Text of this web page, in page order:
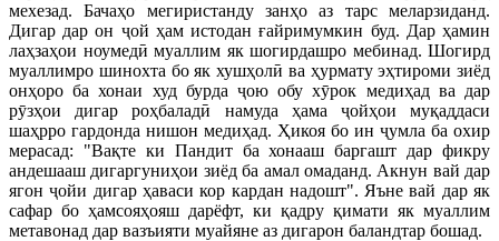
мехезад. Бачаҳо мегиристанду занҳо аз тарс меларзиданд.
Дигар дар он ҷой ҳам истодан ғайримумкин буд. Дар ҳамин
лаҳзаҳои ноумедӣ муаллим як шогирдашро мебинад. Шогирд
муаллимро шинохта бо як хушҳолӣ ва ҳурмату эҳтироми зиёд
онҳоро ба хонаи худ бурда ҷою обу хӯрок медиҳад ва дар
рӯзҳои дигар роҳбаладӣ намуда ҳама ҷойҳои муқаддаси
шаҳрро гардонда нишон медиҳад. Ҳикоя бо ин ҷумла ба охир
мерасад: "Вақте ки Пандит ба хонааш баргашт дар фикру
андешааш дигаргуниҳои зиёд ба амал омаданд. Акнун вай дар
ягон ҷойи дигар ҳаваси кор кардан надошт". Яъне вай дар як
сафар бо ҳамсояҳояш дарёфт, ки қадру қимати як муаллим
метавонад дар вазъияти муайяне аз дигарон баландтар бошад.